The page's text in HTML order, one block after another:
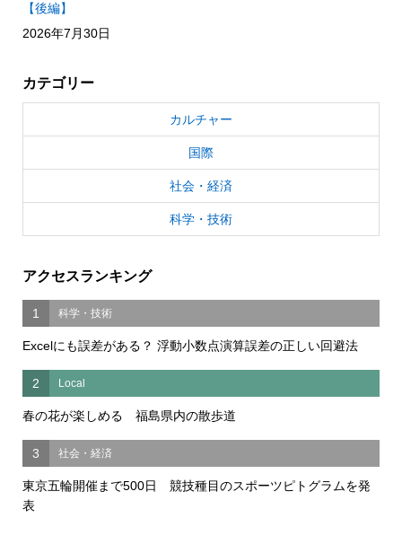
【後編】
2026年7月30日
カテゴリー
カルチャー
国際
社会・経済
科学・技術
アクセスランキング
1 科学・技術
Excelにも誤差がある？ 浮動小数点演算誤差の正しい回避法
2 Local
春の花が楽しめる 福島県内の散歩道
3 社会・経済
東京五輪開催まで500日 競技種目のスポーツピトグラムを発
表